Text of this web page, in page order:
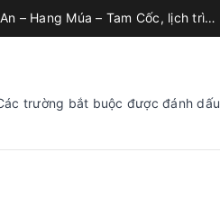
Ninh Bình 3N2Đ: Tràng An – Hang Múa – Tam Cốc, lịch trình chèo thuyền – leo viewpoint & ăn dê núi đặc sản
trường bắt buộc được đánh dấu